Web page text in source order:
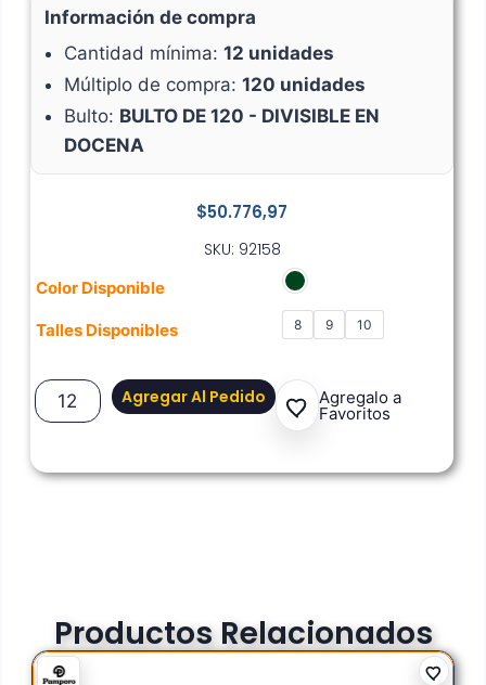
$50.776,97
SKU: 92158
Color Disponible
Talles Disponibles 8 9 10
Agregar Al Pedido Agregalo a
Favoritos
Información de compra
Cantidad mínima: 12 unidades
Múltiplo de compra: 120 unidades
Bulto: BULTO DE 120 - DIVISIBLE EN
DOCENA
Productos Relacionados